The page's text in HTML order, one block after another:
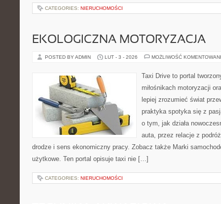
CATEGORIES: NIERUCHOMOŚCI
EKOLOGICZNA MOTORYZACJA
POSTED BY ADMIN LUT - 3 - 2026 MOŻLIWOŚĆ
Taxi Drive to portal
miłośnikach motoryzacji
lepiej zrozumieć świat
praktyka spotyka się z
o tym, jak działa
auta, przez relacje z
drodze i sens ekonomiczny pracy. Zobacz także Marki
użytkowe. Ten portal opisuje taxi nie […]
CATEGORIES: NIERUCHOMOŚCI